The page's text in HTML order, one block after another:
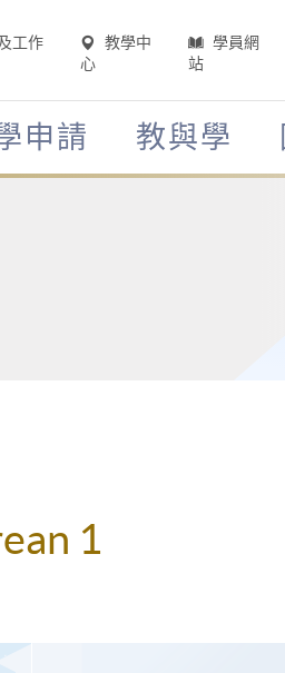
工作
教學中
心
學員網
站
申請 教與學
1